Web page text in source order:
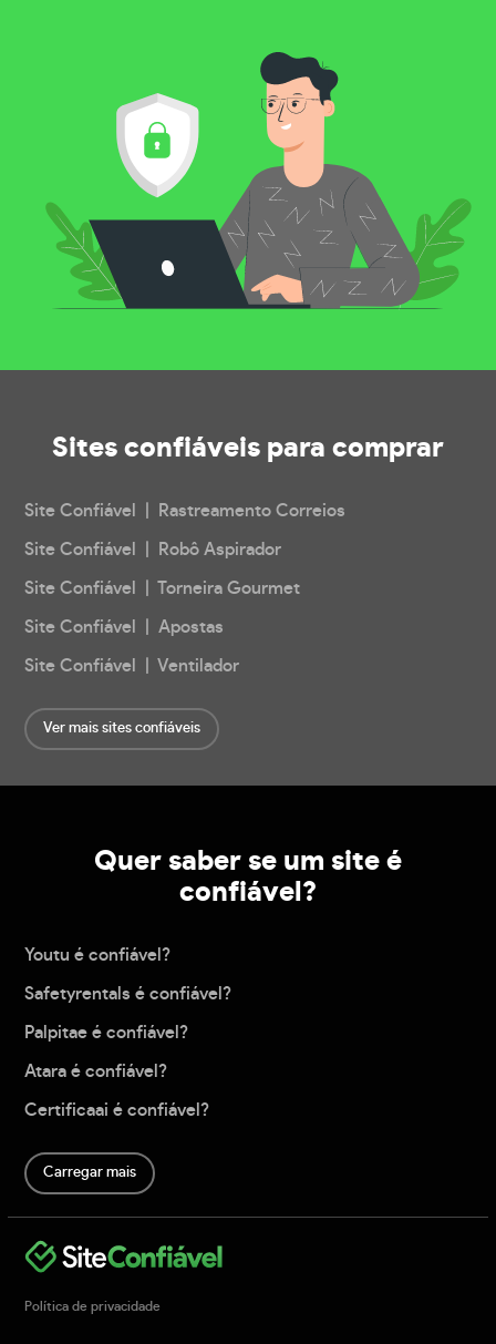
Sites confiáveis para comprar
Site Confiável | Rastreamento Correios
Site Confiável | Robô Aspirador
Site Confiável | Torneira Gourmet
Site Confiável | Apostas
Site Confiável | Ventilador
Ver mais sites confiáveis
Quer saber se um site é
confiável?
Youtu é confiável?
Safetyrentals é confiável?
Palpitae é confiável?
Atara é confiável?
Certificaai é confiável?
Carregar mais
Política de privacidade